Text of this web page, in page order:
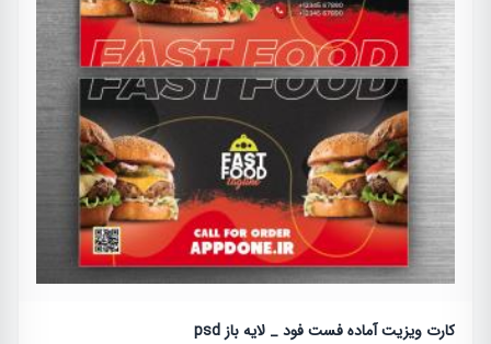
کارت ویزیت آماده فست فود _ لایه باز psd